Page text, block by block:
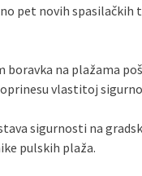
pet novih spasilačkih
boravka na plažama
vlastitoj
sigurnosti na
pulskih plaža.